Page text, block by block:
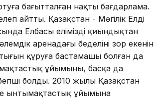
бағытталған нақты бағдарлама.
айтты. Қазақстан - Мәңгілік Елдің
Елбасы елімізді қиындықтан
аренадағы беделінің зор екенін
құруға бастамашы болған да
ұйымының, басқа да
болды. 2010 жылы Қазақстан
ынтымақтастық ұйымына